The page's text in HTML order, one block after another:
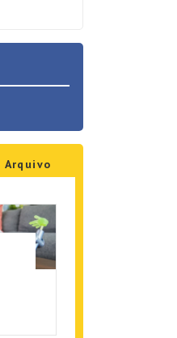
Arquivo